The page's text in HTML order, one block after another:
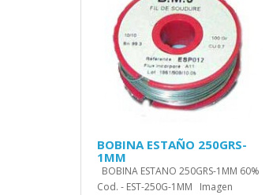
BOBINA ESTAÑO 250GRS-
1MM
BOBINA ESTANO 250GRS-1MM 60%
Cod. - EST-250G-1MM Imagen